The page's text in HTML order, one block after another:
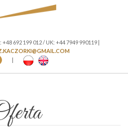
+48 692 199 012 / UK: +44 7949 990119 |
|